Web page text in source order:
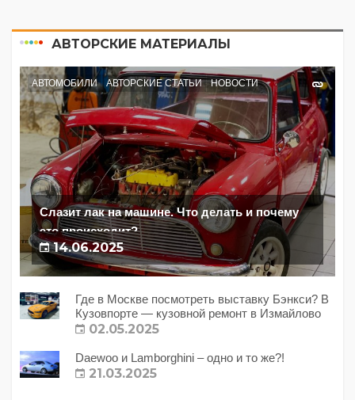
АВТОРСКИЕ МАТЕРИАЛЫ
АВТОМОБИЛИ АВТОРСКИЕ СТАТЬИ НОВОСТИ
Слазит лак на машине. Что делать и почему
это происходит?
14.06.2025
Где в Москве посмотреть выставку Бэнкси? В
Кузовпорте — кузовной ремонт в Измайлово
02.05.2025
Daewoo и Lamborghini – одно и то же?!
21.03.2025